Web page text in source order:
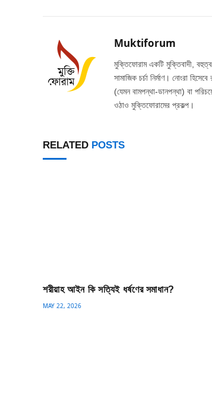
Muktiforum
মুক্তিফোরাম একটি মুক্তিবাদী,
সামাজিক চর্চা নির্মাণ। নোংরা
(যেমন বামপন্থা-ডানপন্থা) বা
ওঠাও মুক্তিফোরামের প্রকল্প।
RELATED POSTS
শরীয়াহ আইন কি সত্যিই ধর্ষণের সমাধান?
MAY 22, 2026